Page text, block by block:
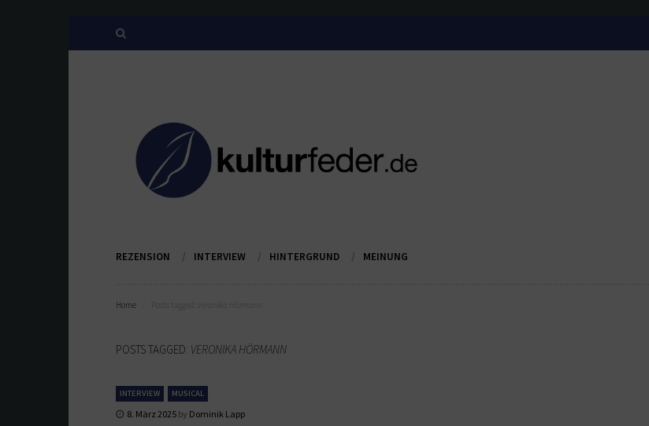
REZENSION INTERVIEW HINTERGRUND MEINUNG
Home
POSTS TAGGED: VERONIKA HÖRMANN
INTERVIEW MUSICAL
8. März 2025 by Dominik Lapp